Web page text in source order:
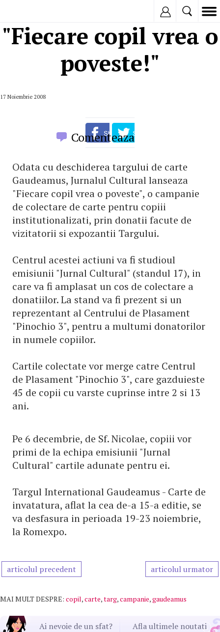
"Fiecare copil vrea o
poveste!"
17 Noiembrie 2008
Comenteaza
Odata cu deschiderea targului de carte
Gaudeamus, Jurnalul Cultural lanseaza
"Fiecare copil vrea o poveste", o campanie
de colectare de carte pentru copiii
institutionalizati, prin donatii facute de
vizitatorii si expozantii Targului.
Centrul acestei actiuni va fi studioul
emisiunii "Jurnal Cultural" (standul 17), in
care va fi amplasat un cos de colectare a
donatiilor. La stand va fi prezent si un
reprezentant al Centrului de Plasament
"Pinochio 3", pentru a multumi donatorilor
in numele copiilor.
Cartile colectate vor merge catre Centrul
de Plasament "Pinochio 3", care gazduieste
45 de copii cu varste cuprinse intre 2 si 13
ani.
Pe 6 decembrie, de Sf. Nicolae, copiii vor
primi de la echipa emisiunii "Jurnal
Cultural" cartile adunate pentru ei.
Targul International Gaudeamus - Carte de
invatatura, aflat la cea de-a 15-a editie, se
va desfasura in perioada 19-23 noiembrie,
la Romexpo.
articolul precedent articolul urmator
MAI MULT DESPRE: copil,carte,targ,campanie,gaudeamus
Ai nevoie de un sfat? Afla ultimele noutati